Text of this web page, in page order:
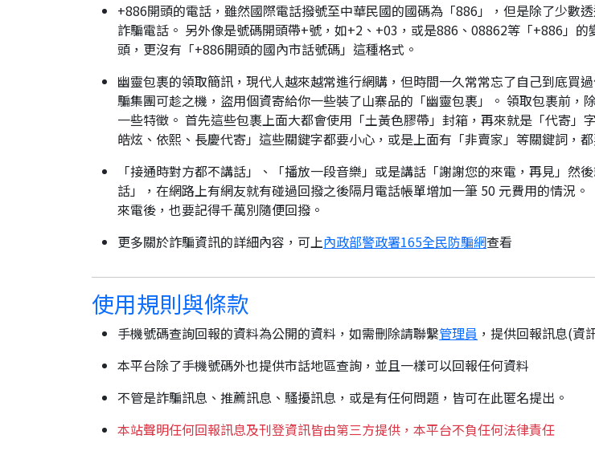
+886開頭的電話，雖然國際電話撥號至中華民國的國碼為「886」，但是除了少數
詐騙電話。 另外像是號碼開頭帶+號，如+2、+03，或是886、08862等「+886」
頭，更沒有「+886開頭的國內市話號碼」這種格式。
幽靈包裹的領取簡訊，現代人越來越常進行網購，但時間一久常常忘了自己到底買
騙集團可趁之機，盜用個資寄給你一些裝了山寨品的「幽靈包裹」。 領取包裹前
一些特徵。 首先這些包裹上面大都會使用「土黃色膠帶」封箱，再來就是「代寄」
皓炫、依熙、長慶代寄」這些關鍵字都要小心，或是上面有「非賣家」等關鍵詞，
「接通時對方都不講話」、「播放一段音樂」或是講話「謝謝您的來電，再見」
話」，在網路上有網友就有碰過回撥之後隔月電話帳單增加一筆 50 元費用的情況
來電後，也要記得千萬別隨便回撥。
更多關於詐騙資訊的詳細內容，可上內政部警政署165全民防騙網查看
使用規則與條款
手機號碼查詢回報的資料為公開的資料，如需刪除請聯繫管理員 ，提供回報訊息(資
本平台除了手機號碼外也提供市話地區查詢，並且一樣可以回報任何資料
不管是詐騙訊息、推薦訊息、騷擾訊息，或是有任何問題，皆可在此匿名提出。
本站聲明任何回報訊息及刊登資訊皆由第三方提供，本平台不負任何法律責任